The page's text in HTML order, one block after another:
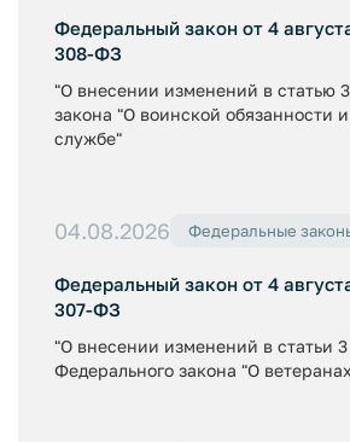
Федеральный закон от 4
308-ФЗ
"О внесении изменений в статью
закона "О воинской обязанности
службе"
04.08.2026 Федеральные
Федеральный закон от 4
307-ФЗ
"О внесении изменений в статьи
Федерального закона "О